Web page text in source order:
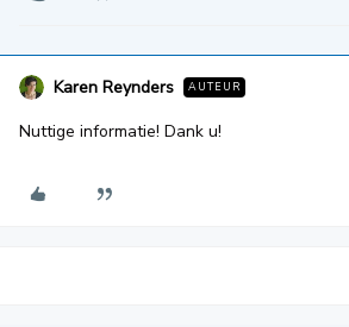
Karen Reynders AUTEUR
Nuttige informatie! Dank u!